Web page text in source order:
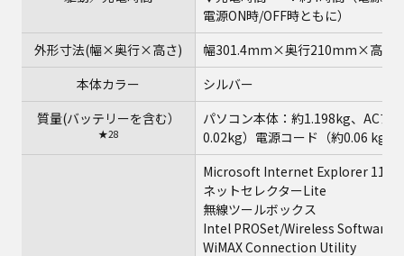
電源ON時/OFF時ともに）
外形寸法(幅×奥行×高さ)
幅301.4mm×奥行210mm×高さ
本体カラー
シルバー
質量(バッテリーを含む）
★28
パソコン本体：約1.198kg、ACア
0.02kg）電源コード（約0.06 kg）
Microsoft Internet Explorer 11
ネットセレクターLite
無線ツールボックス
Intel PROSet/Wireless Software
WiMAX Connection Utility